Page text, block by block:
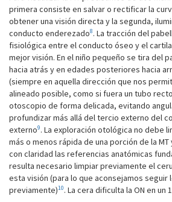
primera consiste en salvar o rectificar la
obtener una visión directa y la segunda,
conducto enderezado8. La tracción del
fisiológica entre el conducto óseo y el
mejor visión. En el niño pequeño se tira del
hacia atrás y en edades posteriores hacia
(siempre en aquella dirección que nos
alineado posible, como si fuera un tubo
otoscopio de forma delicada, evitando
profundizar más allá del tercio externo del
externo9. La exploración otológica no debe
más o menos rápida de una porción de la
con claridad las referencias anatómicas
resulta necesario limpiar previamente el
esta visión (para lo que aconsejamos
previamente)10. La cera dificulta la ON en un